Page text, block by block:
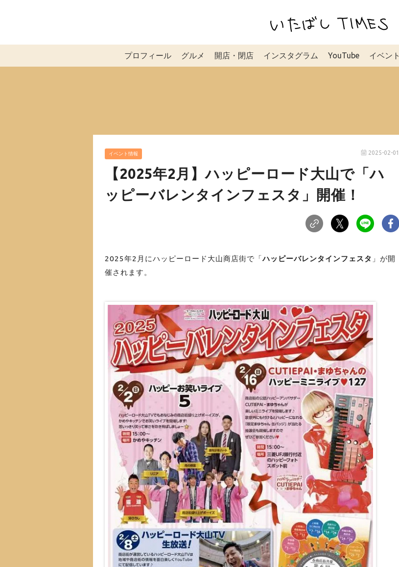
プロフィール グルメ 開店・閉店 インスタグラム YouTube イベント
イベント情報 2025-02-01
【2025年2月】ハッピーロード大山で「ハ
ッピーバレンタインフェスタ」開催！
2025年2月にハッピーロード大山商店街で「ハッピーバレンタインフェスタ 」が開
催されます。